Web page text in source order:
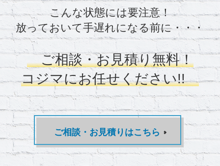
こんな状態には要注意！
放っておいて手遅れになる前に・・・
ご相談・お見積り無料！
コジマにお任せください!!
ご相談・お見積りはこちら